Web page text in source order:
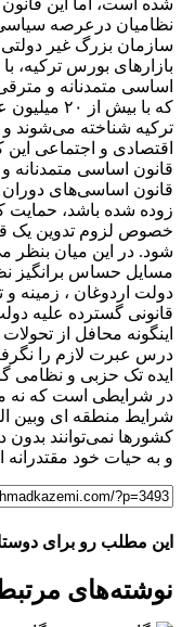
شده است، اما این
نظامیان درعرصه
سازمان بزرگ غیر دولتی
بازارهای بورس ترکیه،
اساسی متمدنانه و
که با بیش
ترکیه شناخته
اقتصادی و اجتماعی
قانون اساسی متمدنانه و
قانون اساسی‌های
زوده شده باشد، حمایت
خصوص لزوم تدوین یک
شود. در این میان بنظر
مسایل حساس برانگیز
دولت اردوغان ، زمینه و
قانونی گسترده علیه
درس عبرت لازم را
ایده تک حزبی و نظامی
در شرایطی است که نه
شرایط منطقه ای وبین
کشورها نمی‌توانند
و به حیات خود مقتدرانه
این مطلب رو برای
FacebookX
LinkedIn
WhatsApp
Telegram
ایمیل
نوشته‌‌های